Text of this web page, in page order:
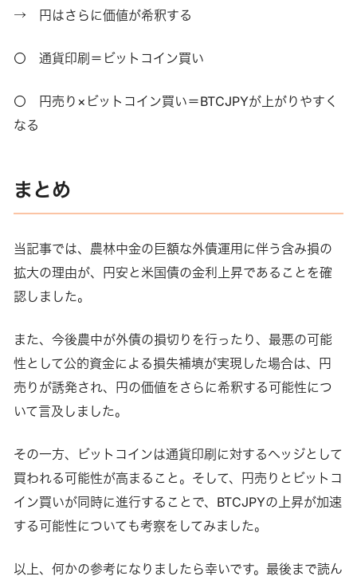
→ 円はさらに価値が希釈する
〇 通貨印刷＝ビットコイン買い
〇 円売り×ビットコイン買い＝BTCJPYが上がりやすく
なる
まとめ
当記事では、農林中金の巨額な外債運用に伴う含み損の
拡大の理由が、円安と米国債の金利上昇であることを確
認しました。
また、今後農中が外債の損切りを行ったり、最悪の可能
性として公的資金による損失補填が実現した場合は、円
売りが誘発され、円の価値をさらに希釈する可能性につ
いて言及しました。
その一方、ビットコインは通貨印刷に対するヘッジとして
買われる可能性が高まること。そして、円売りとビットコ
イン買いが同時に進行することで、BTCJPYの上昇が加速
する可能性についても考察をしてみました。
以上、何かの参考になりましたら幸いです。最後まで読ん